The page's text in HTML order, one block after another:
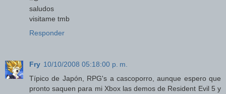
saludos
visitame tmb
Responder
Fry 10/10/2008 05:18:00 p. m.
Típico de Japón, RPG's a cascoporro, aunque espero que
pronto saquen para mi Xbox las demos de Resident Evil 5 y